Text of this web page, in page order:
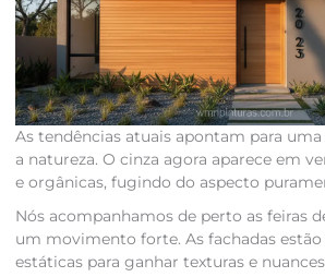
As tendências atuais apontam para
a natureza. O cinza agora aparece em
e orgânicas, fugindo do aspecto
Nós acompanhamos de perto as feiras
um movimento forte. As fachadas estão
estáticas para ganhar texturas e